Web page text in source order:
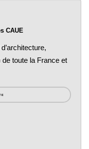
CAUE
de toute la France et